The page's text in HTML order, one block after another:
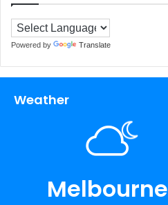
Powered by Translate
Weather
Melbourne